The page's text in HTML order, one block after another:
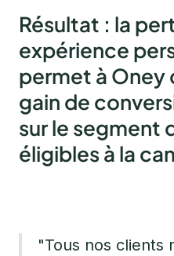
Résultat : la
expérience
permet à Oney
gain de
sur le segment
éligibles à la
"Tous nos clients